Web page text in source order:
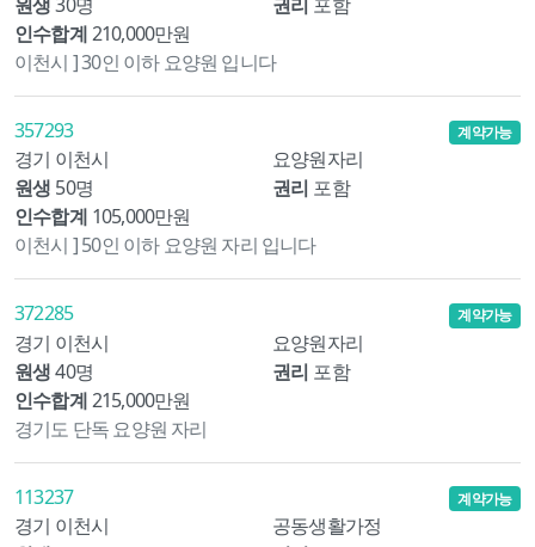
인수합계210,000만원
이천시 ] 30인 이하 요양원 입니다
357293
경기 이천시
요양원자리
원생 50명 권리 포함
인수합계 105,000만원
계약가능
이천시 ] 50인 이하 요양원 자리 입니다
372285
경기 이천시
요양원자리
원생 40명 권리 포함
인수합계215,000만원
계약가능
경기도 단독 요양원 자리
113237
경기 이천시
공동생활가정
계약가능